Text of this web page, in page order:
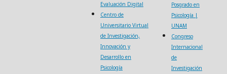
Evaluación Digital
Centro de
Universitario Virtual
de Investigación,
Innovación y
Desarrollo en
Psicología
Posgrado en
Psicología |
UNAM
Congreso
Internacional
de
Investigación